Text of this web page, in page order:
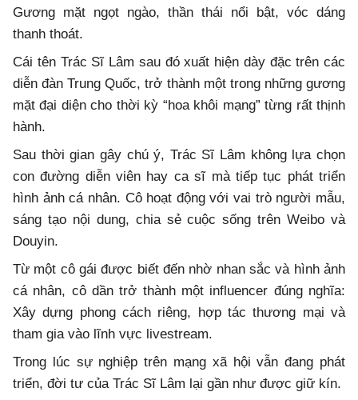
Gương mặt ngọt ngào, thần thái nổi bật, vóc dáng
thanh thoát.
Cái tên Trác Sĩ Lâm sau đó xuất hiện dày đặc trên các
diễn đàn Trung Quốc, trở thành một trong những gương
mặt đại diện cho thời kỳ “hoa khôi mạng” từng rất thịnh
hành.
Sau thời gian gây chú ý, Trác Sĩ Lâm không lựa chọn
con đường diễn viên hay ca sĩ mà tiếp tục phát triển
hình ảnh cá nhân. Cô hoạt động với vai trò người mẫu,
sáng tạo nội dung, chia sẻ cuộc sống trên Weibo và
Douyin.
Từ một cô gái được biết đến nhờ nhan sắc và hình ảnh
cá nhân, cô dần trở thành một influencer đúng nghĩa:
Xây dựng phong cách riêng, hợp tác thương mại và
tham gia vào lĩnh vực livestream.
Trong lúc sự nghiệp trên mạng xã hội vẫn đang phát
triển, đời tư của Trác Sĩ Lâm lại gần như được giữ kín.